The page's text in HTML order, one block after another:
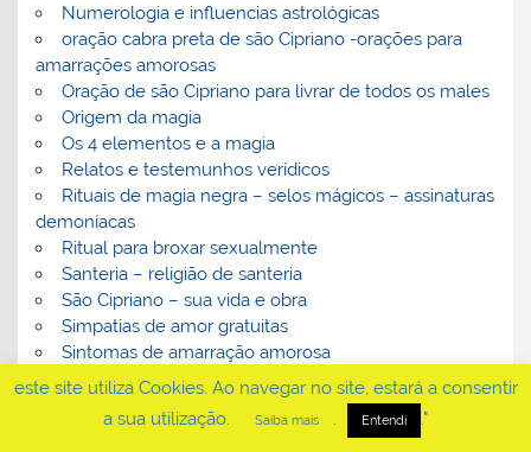
Numerologia e influencias astrológicas
oração cabra preta de são Cipriano -orações para
amarrações amorosas
Oração de são Cipriano para livrar de todos os males
Origem da magia
Os 4 elementos e a magia
Relatos e testemunhos verídicos
Rituais de magia negra – selos mágicos – assinaturas
demoníacas
Ritual para broxar sexualmente
Santeria – religião de santeria
São Cipriano – sua vida e obra
Simpatias de amor gratuitas
Sintomas de amarração amorosa
Terreiros de santo – O que são?
Trabalhos de amarraçao – amarração amorosa
este site utiliza Cookies. Ao navegar no site, estará a consentir
a sua utilização.
Saiba mais . Entendi ."